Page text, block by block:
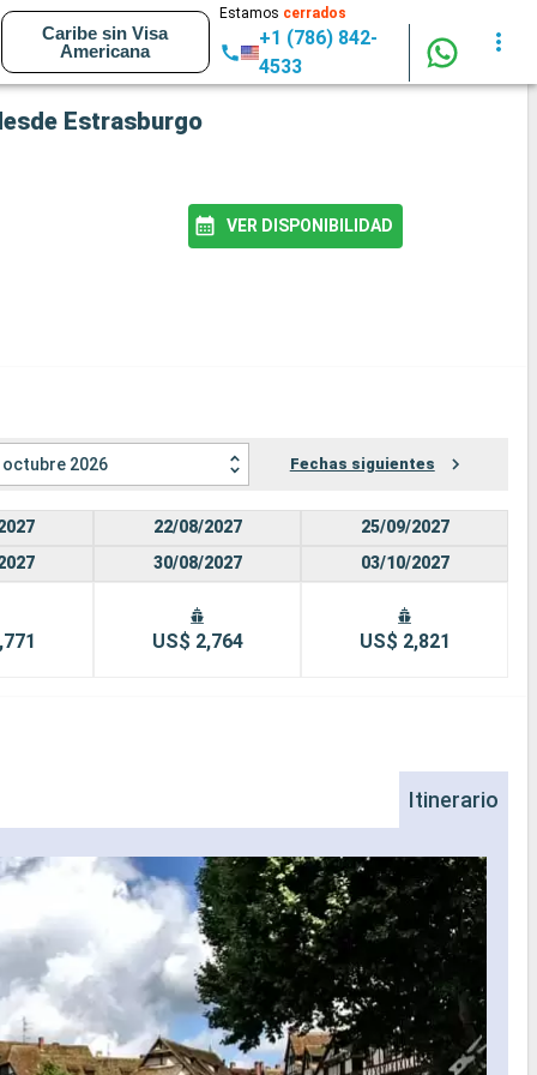
Caribe sin Visa
Americana
Estamos cerrados
+1 (786) 842-
4533
Estrasburgo
VER DISPONIBILIDAD
octubre 2026 Fechas siguientes
22/08/2027
30/08/2027
US$ 2,764
25/09/2027
03/10/2027
US$ 2,821
Itinerario